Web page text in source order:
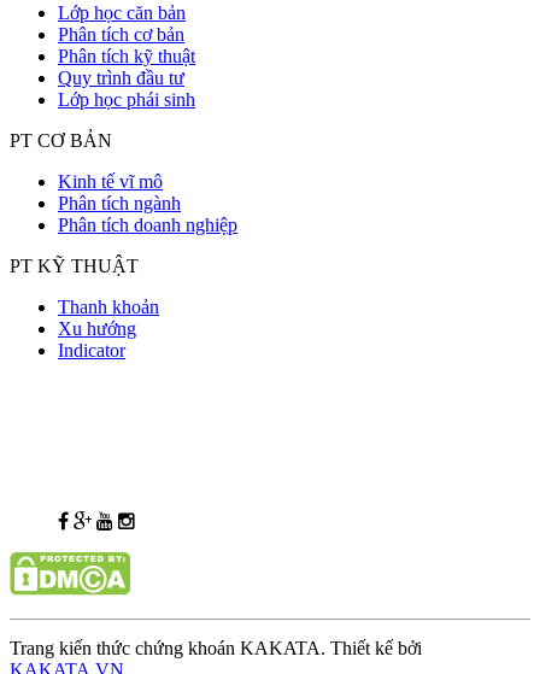
Lớp học căn bản
Phân tích cơ bản
Phân tích kỹ thuật
Quy trình đầu tư
Lớp học phái sinh
PT CƠ BẢN
Kinh tế vĩ mô
Phân tích ngành
Phân tích doanh nghiệp
PT KỸ THUẬT
Thanh khoản
Xu hướng
Indicator
Trang kiến thức chứng khoán KAKATA. Thiết kế bởi
KAKATA.VN